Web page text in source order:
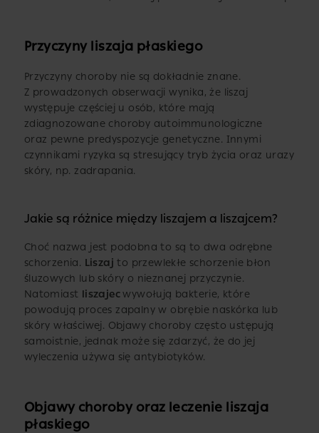
Przyczyny liszaja płaskiego
Przyczyny choroby nie są dokładnie znane.
Z prowadzonych obserwacji wynika, że liszaj
występuje częściej u osób, które mają
zdiagnozowane choroby autoimmunologiczne
oraz pewne predyspozycje genetyczne. Innymi
czynnikami ryzyka są stresujący tryb życia oraz urazy
skóry, np. zadrapania.
Jakie są różnice między liszajem a liszajcem?
Choć nazwa jest podobna to są to dwa odrębne
schorzenia. Liszaj to przewlekłe schorzenie błon
śluzowych lub skóry o nieznanej przyczynie.
Natomiast liszajecwywołują bakterie, które
powodują proces zapalny w obrębie naskórka lub
skóry właściwej. Objawy choroby często ustępują
samoistnie, jednak może się zdarzyć, że do jej
wyleczenia używa się antybiotyków.
Objawy choroby oraz leczenie liszaja
płaskiego